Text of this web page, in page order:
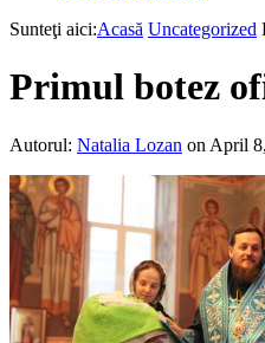
Sunteţi aici:Acasă Uncategorized
Primul botez
Autorul: Natalia Lozan on April